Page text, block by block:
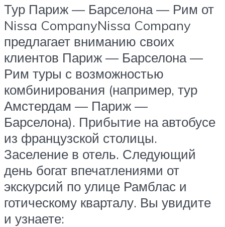
Тур Париж — Барселона — Рим от
Nissa CompanyNissa Company
предлагает вниманию своих
клиентов Париж — Барселона —
Рим туры с возможностью
комбинирования (например, тур
Амстердам — Париж —
Барселона). Прибытие на автобусе
из французской столицы.
Заселение в отель. Следующий
день богат впечатлениями от
экскурсий по улице Рамблас и
готическому кварталу. Вы увидите
и узнаете: